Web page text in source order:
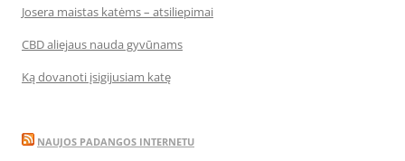
Josera maistas katėms – atsiliepimai
CBD aliejaus nauda gyvūnams
Ką dovanoti įsigijusiam katę
NAUJOS PADANGOS INTERNETU